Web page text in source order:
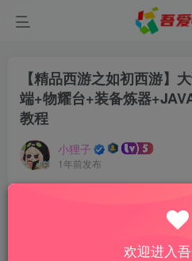
【精品西游之如初西游】
端+物耀台+装备炼器
教程
小狸子
1年前发布
此内容为付费资源，请付费后查看
欢迎进入